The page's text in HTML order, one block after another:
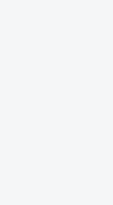
Crédit Agricole IDF :
flamboyant, record
Le Crédit Agricole IDF a
2026, via un octroi massif de
20e anniversaire de la
nouvelle campagne
Avec sa nouvelle campagne,